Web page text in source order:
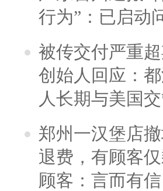
行为”：已启动
被传交付严重
创始人回应：
人长期与美国
郑州一汉堡店
退费，有顾客
顾客：言而有